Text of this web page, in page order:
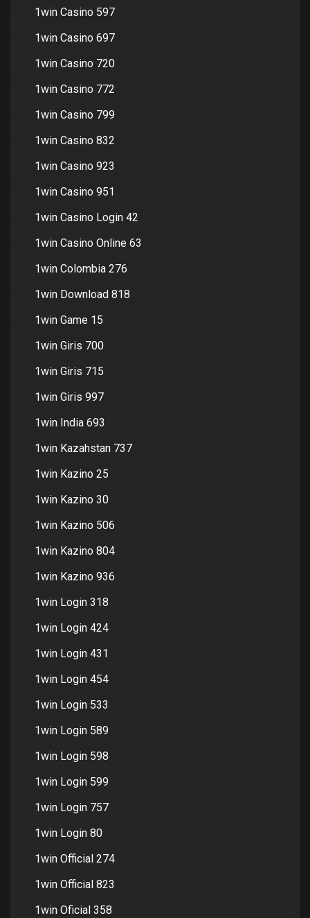
1win Casino 597
1win Casino 697
1win Casino 720
1win Casino 772
1win Casino 799
1win Casino 832
1win Casino 923
1win Casino 951
1win Casino Login 42
1win Casino Online 63
1win Colombia 276
1win Download 818
1win Game 15
1win Giris 700
1win Giris 715
1win Giris 997
1win India 693
1win Kazahstan 737
1win Kazino 25
1win Kazino 30
1win Kazino 506
1win Kazino 804
1win Kazino 936
1win Login 318
1win Login 424
1win Login 431
1win Login 454
1win Login 533
1win Login 589
1win Login 598
1win Login 599
1win Login 757
1win Login 80
1win Official 274
1win Official 823
1win Oficial 358